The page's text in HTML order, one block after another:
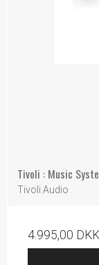
Tivoli : Music
Tivoli Audio
4.995,00 DKK